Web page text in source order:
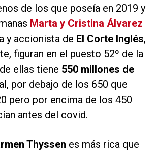
de los que poseía en 2019 y
Marta y Cristina Álvarez
y accionista de El Corte Inglés,
figuran en el puesto 52º de la
ellas tiene 550 millones de
por debajo de los 650 que
pero por encima de los 450
antes del covid.
Thyssen es más rica que